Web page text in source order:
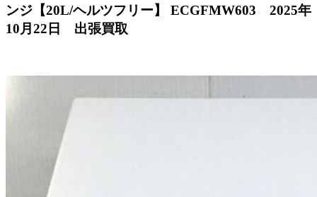
ンジ【20L/ヘルツフリー】 ECGFMW603 2025年
10月22日 出張買取